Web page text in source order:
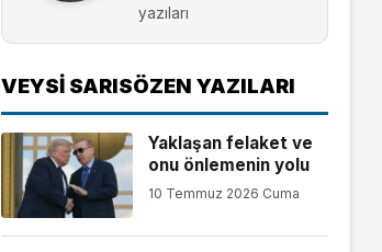
yazıları
VEYSI SARISÖZEN YAZILARI
Yaklaşan felaket ve
onu önlemenin yolu
10 Temmuz 2026 Cuma